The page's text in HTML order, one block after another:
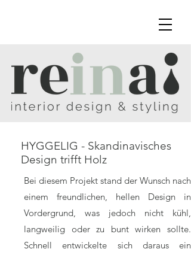
HYGGELIG - Skandinavisches
Design trifft Holz
Bei diesem Projekt stand der Wunsch nach
einem freundlichen, hellen Design in
Vordergrund, was jedoch nicht kühl,
langweilig oder zu bunt wirken sollte.
Schnell entwickelte sich daraus ein